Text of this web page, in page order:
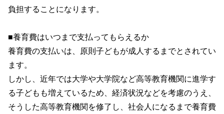
負担することになります。
■養育費はいつまで支払ってもらえるか
養育費の支払いは、原則子どもが成人するまでとされてい
ます。
しかし、近年では大学や大学院など高等教育機関に進学す
る子どもも増えているため、経済状況などを考慮のうえ、
そうした高等教育機関を修了し、社会人になるまで養育費